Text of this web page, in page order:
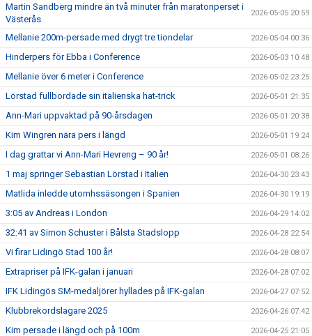
Martin Sandberg mindre än två minuter från maratonperset i
Västerås
2026-05-05 20:59
Mellanie 200m-persade med drygt tre tiondelar 2026-05-04 00:36
Hinderpers för Ebba i Conference 2026-05-03 10:48
Mellanie över 6 meter i Conference 2026-05-02 23:25
Lörstad fullbordade sin italienska hat-trick 2026-05-01 21:35
Ann-Mari uppvaktad på 90-årsdagen 2026-05-01 20:38
Kim Wingren nära pers i längd 2026-05-01 19:24
I dag grattar vi Ann-Mari Hevreng – 90 år! 2026-05-01 08:26
1 maj springer Sebastian Lörstad i Italien 2026-04-30 23:43
Matlida inledde utomhssäsongen i Spanien 2026-04-30 19:19
3:05 av Andreas i London 2026-04-29 14:02
32:41 av Simon Schuster i Bålsta Stadslopp 2026-04-28 22:54
Vi firar Lidingö Stad 100 år! 2026-04-28 08:07
Extrapriser på IFK-galan i januari 2026-04-28 07:02
IFK Lidingös SM-medaljörer hyllades på IFK-galan 2026-04-27 07:52
Klubbrekordslagare 2025 2026-04-26 07:42
Kim persade i längd och på 100m 2026-04-25 21:05